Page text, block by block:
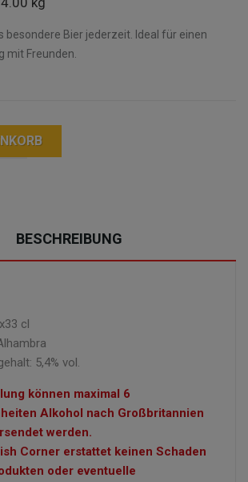
besondere Bier jederzeit. Ideal für einen
Freunden.
BESCHREIBUNG
cl
5,4% vol.
können maximal 6
Alkohol nach Großbritannien
werden.
Corner erstattet keinen Schaden
oder eventuelle